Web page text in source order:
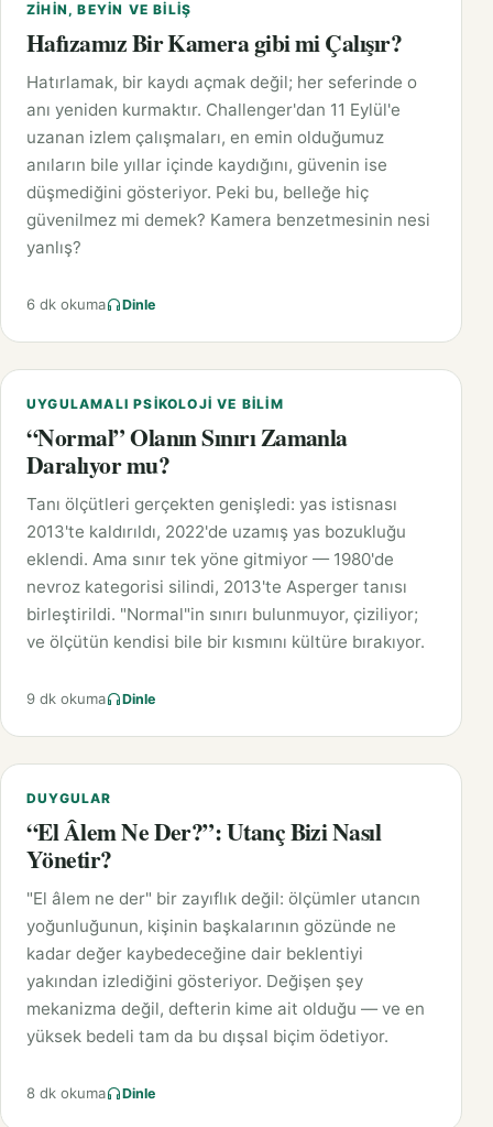
ZIHIN, BEYIN VE BILIŞ
Hafızamız Bir Kamera gibi mi Çalışır?
Hatırlamak, bir kaydı açmak değil; her seferinde o
anı yeniden kurmaktır. Challenger'dan 11 Eylül'e
uzanan izlem çalışmaları, en emin olduğumuz
anıların bile yıllar içinde kaydığını, güvenin ise
düşmediğini gösteriyor. Peki bu, belleğe hiç
güvenilmez mi demek? Kamera benzetmesinin nesi
yanlış?
6 dk okuma Dinle
UYGULAMALI PSIKOLOJI VE BILIM
“Normal” Olanın Sınırı Zamanla
Daralıyor mu?
Tanı ölçütleri gerçekten genişledi: yas istisnası
2013'te kaldırıldı, 2022'de uzamış yas bozukluğu
eklendi. Ama sınır tek yöne gitmiyor — 1980'de
nevroz kategorisi silindi, 2013'te Asperger tanısı
birleştirildi. "Normal"in sınırı bulunmuyor, çiziliyor;
ve ölçütün kendisi bile bir kısmını kültüre bırakıyor.
9 dk okuma Dinle
DUYGULAR
“El Âlem Ne Der?”: Utanç Bizi Nasıl
Yönetir?
"El âlem ne der" bir zayıflık değil: ölçümler utancın
yoğunluğunun, kişinin başkalarının gözünde ne
kadar değer kaybedeceğine dair beklentiyi
yakından izlediğini gösteriyor. Değişen şey
mekanizma değil, defterin kime ait olduğu — ve en
yüksek bedeli tam da bu dışsal biçim ödetiyor.
8 dk okuma Dinle